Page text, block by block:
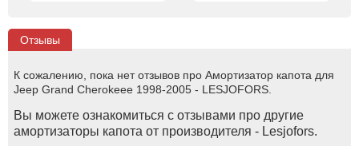
Отзывы
К сожалению, пока нет отзывов про Амортизатор капота для
Jeep Grand Cherokeee 1998-2005 - LESJOFORS.
Вы можете ознакомиться с отзывами про другие
амортизаторы капота от производителя - Lesjofors.